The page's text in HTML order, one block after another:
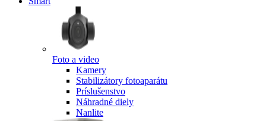
Foto a video
Kamery
Stabilizátory fotoaparátu
Príslušenstvo
Náhradné diely
Nanlite